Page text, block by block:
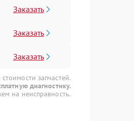
Заказать
Заказать
Заказать
запчастей.
диагностику.
на неисправность.